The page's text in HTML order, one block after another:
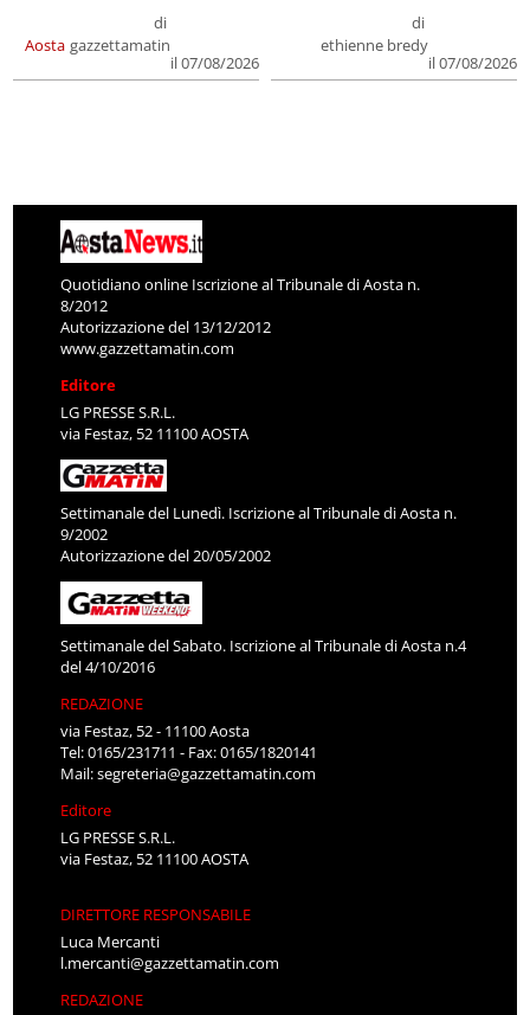
Aosta
di
gazzettamatin
il 07/08/2026
di
ethienne bredy
il 07/08/2026
Quotidiano online Iscrizione al Tribunale di Aosta n.
8/2012
Autorizzazione del 13/12/2012
www.gazzettamatin.com
Editore
LG PRESSE S.R.L.
via Festaz, 52 11100 AOSTA
Settimanale del Lunedì. Iscrizione al Tribunale di Aosta n.
9/2002
Autorizzazione del 20/05/2002
Settimanale del Sabato. Iscrizione al Tribunale di Aosta n.4
del 4/10/2016
REDAZIONE
via Festaz, 52 - 11100 Aosta
Tel: 0165/231711 - Fax: 0165/1820141
Mail:segreteria@gazzettamatin.com
Editore
LG PRESSE S.R.L.
via Festaz, 52 11100 AOSTA
DIRETTORE RESPONSABILE
Luca Mercanti
l.mercanti@gazzettamatin.com
REDAZIONE